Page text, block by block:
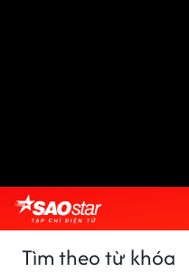
Tìm theo từ khóa